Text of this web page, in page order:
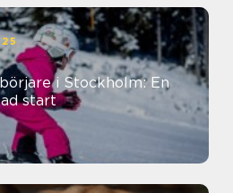
i Stockholm: En
start